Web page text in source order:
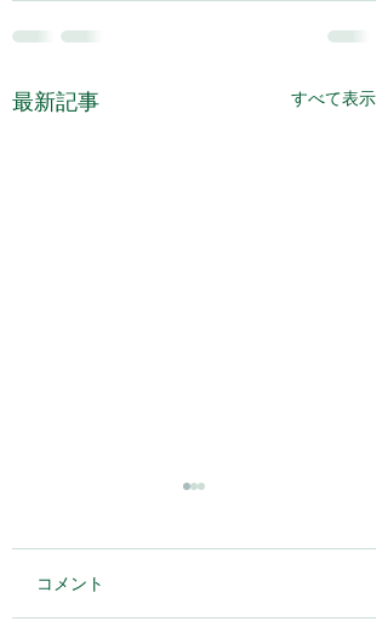
最新記事 すべて表示
コメント